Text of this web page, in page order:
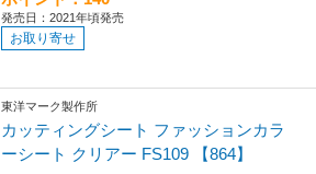
発売日：2021年頃発売
お取り寄せ
東洋マーク製作所
カッティングシート ファッションカラ
ーシート クリアー FS109 【864】